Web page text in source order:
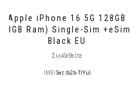
Apple iPhone 16 5G 128GB
(8GB Ram) Single-Sim +eSim
Black EU
Συνδεθείτε
IMEI Set: (b2b-TlYu)